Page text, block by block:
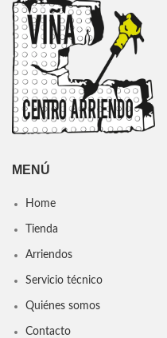
MENÚ
Home
Tienda
Arriendos
Servicio técnico
Quiénes somos
Contacto